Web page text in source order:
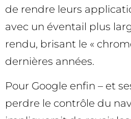
de rendre leurs
avec un éventail plus
rendu, brisant le «
dernières années.
Pour Google enfin – et
perdre le contrôle du